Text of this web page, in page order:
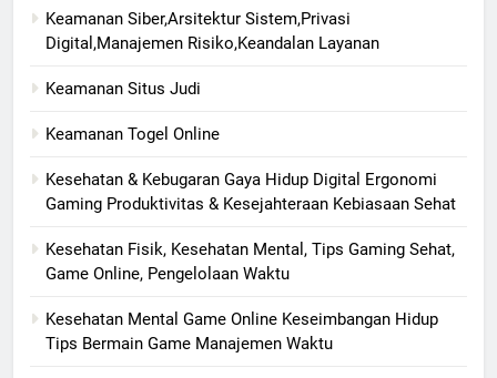
Keamanan Siber,Arsitektur Sistem,Privasi
Digital,Manajemen Risiko,Keandalan Layanan
Keamanan Situs Judi
Keamanan Togel Online
Kesehatan & Kebugaran Gaya Hidup Digital Ergonomi
Gaming Produktivitas & Kesejahteraan Kebiasaan Sehat
Kesehatan Fisik, Kesehatan Mental, Tips Gaming Sehat,
Game Online, Pengelolaan Waktu
Kesehatan Mental Game Online Keseimbangan Hidup
Tips Bermain Game Manajemen Waktu